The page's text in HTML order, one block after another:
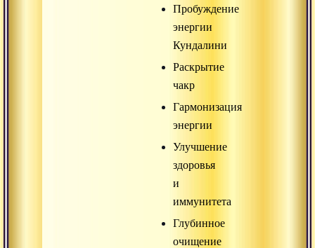
Пробуждение
энергии
Кундалини
Раскрытие
чакр
Гармонизация
энергии
Улучшение
здоровья
и
иммунитета
Глубинное
очищение